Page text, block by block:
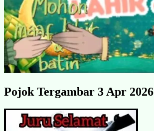
Pojok Tergambar 3 Apr 2026